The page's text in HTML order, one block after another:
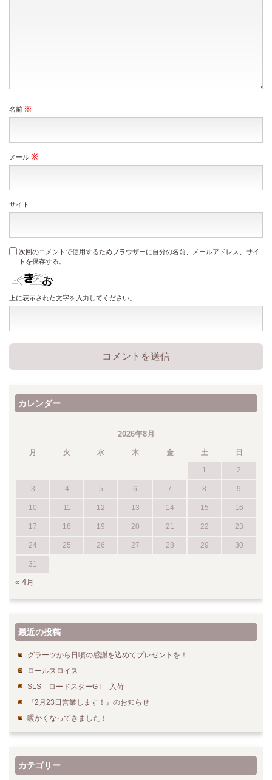
名前 ※
メール ※
サイト
次回のコメントで使用するためブラウザーに自分の名前、メールアドレス、サイ
トを保存する。
上に表示された文字を入力してください。
カレンダー
2026年8月
月 火 水 木 金 土 日
1 2
3 4 5 6 7 8 9
10 11 12 13 14 15 16
17 18 19 20 21 22 23
24 25 26 27 28 29 30
31
« 4月
最近の投稿
グラーツから日頃の感謝を込めてプレゼントを！
ロールスロイス
SLS ロードスターGT 入荷
『2月23日営業します！』のお知らせ
暖かくなってきました！
カテゴリー